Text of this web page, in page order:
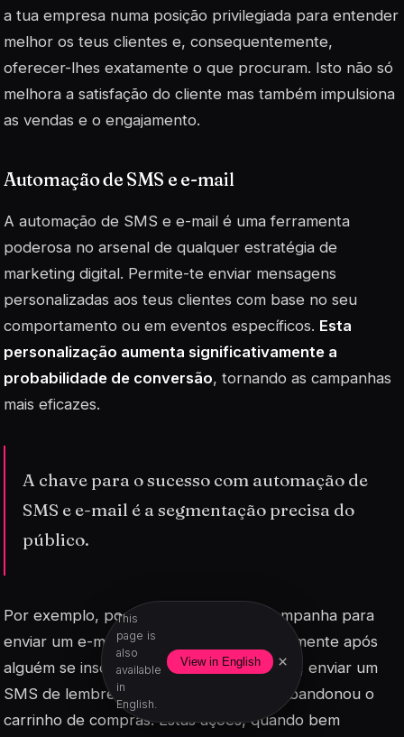
This
page is
also
available
in
English.
View in English ×
a tua empresa numa posição privilegiada para entender
melhor os teus clientes e, consequentemente,
oferecer-lhes exatamente o que procuram. Isto não só
melhora a satisfação do cliente mas também impulsiona
as vendas e o engajamento.
Automação de SMS e e-mail
A automação de SMS e e-mail é uma ferramenta
poderosa no arsenal de qualquer estratégia de
marketing digital. Permite-te enviar mensagens
personalizadas aos teus clientes com base no seu
comportamento ou em eventos específicos. Esta
personalização aumenta significativamente a
probabilidade de conversão, tornando as campanhas
mais eficazes.
A chave para o sucesso com automação de
SMS e e-mail é a segmentação precisa do
público.
Por exemplo, podes configurar uma campanha para
enviar um e-mail de boas-vindas imediatamente após
alguém se inscrever na tua lista. Ou então, enviar um
SMS de lembrete para um cliente que abandonou o
carrinho de compras. Estas ações, quando bem